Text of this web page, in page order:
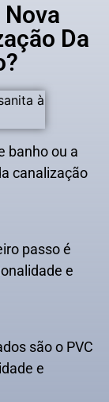
Da
banho ou a
canalização
passo é
e
são o PVC
e